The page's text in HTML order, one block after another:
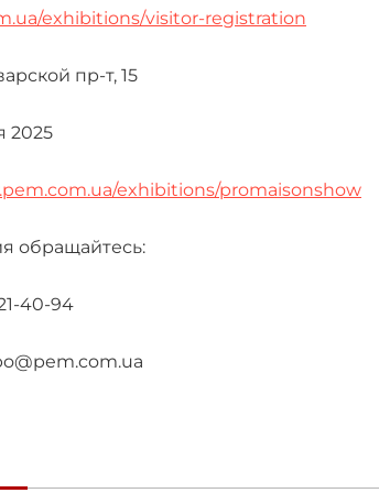
exhibitions/visitor-registration
пр-т, 15
2025
exhibitions/promaisonshow
обращайтесь:
40-94